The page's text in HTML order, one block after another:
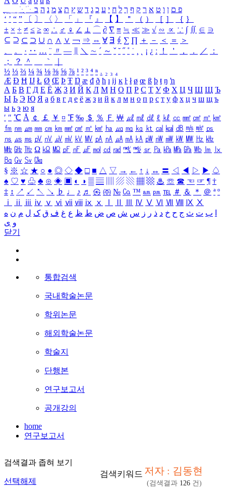
ִֶֹ ֻּ ׁׂ פ ם ן ו ט א ר ק ף ך ל ח י ע כ ג ד ש ץ ת צ מ נ ה ב
‘ ’ “ ” 〔 〕 〈 〉 「 」 『 』 【 】 ＂ （ ） ［ ］ ｛ ｝
± × ÷ ≠ ≤ ≥ ∞ ∴ ♂ ♀ ∠ ⊥ ⌒ ∂ ∇ ≡ ≒ ≪ ≫ √ ∽ ∝ ∵ ∫ ∬ ∈ ∋
⊆ ⊇ ⊂ ⊃ ∪ ∩ ∧ ∨ ￢ ⇒ ⇔ ∀ ∃ ∮ ∑ ∏ ＋ － ＜ ＝
＞
、
。 · ‥ … ¨ 〃 ― ＼ ∼ ´ ～ ˇ ˘ ˝ ˚ ˙ ¸ ¡ ¿ ː ！ ＇ ， ． ／
：
；
？ ＾ ｀
½ ⅓ ⅔ ¼ ¾ ⅛ ⅜ ⅝ ⅞ ¹ ² ³ ⁴ ⁿ ₁ ₂ ₃ ₄
Æ Ð Ħ Ĳ Ł Ø Œ Þ Ŧ Ŋ æ đ ð ħ ı ĳ ĸ ŀ ł ø œ ß þ ŧ ŋ ŉ
А Б В Г Д Е Ё Ж З И Й К Л М Н О П Р С Т У Ф Х Ц Ч Ш Щ Ъ
Ы Ь Э Ю Я а б в г д е ё ж з и й к л м н о п р с т у ф х ц ч ш щ ъ
ы ь э ю я
′ ″ ℃ Å ￠ ￡ ￥ ¤ ℉ ‰ ＄ ％ Ｆ ￦ ㎕ ㎖ ㎗ ℓ ㎘ ㏄ ㎣ ㎤ ㎥ ㎦
㎙ ㎚ ㎛ ㎜ ㎝ ㎞ ㎟ ㎠ ㎡ ㎢ ㏊ ㎍ ㎎ ㎏ ㏏ ㎈ ㎉ ㏈ ㎧ ㎨ ㎰
㎱ ㎲ ㎳ ㎴ ㎵ ㎶ ㎷ ㎸ ㎹ ㎀ ㎁ ㎂ ㎃ ㎄ ㎺ ㎻ ㎽ ㎾ ㎿ ㎐ ㎑
㎒ ㎓ ㎔ Ω ㏀ ㏁ ㎊ ㎋ ㎌ ㏖ ㏅ ㎭ ㎮ ㎯ ㏛ ㎩ ㎪ ㎫ ㎬ ㏝ ㏐
㏓
㏃ ㏉ ㏜ ㏆
§ ※ ☆ ★ ○ ● ◎ ◇ ◆ □ ■ △ ▽ → ← ↑ ↓ ↔ 〓 ◁ ◀ ▷ ▶ ♤
♠ ♡ ♥ ♧ ♣ ⊙ ◈ ▣ ◐ ◑ ▒ ▤ ▨ ▧ ▦ ▩ ♨ ☏ ☎ ☜ ☞ ¶ †
‡ ↕ ↗ ↙ ↖ ↘ ♭ ♩ ♪ ♬ ㉿ ㈜ № ㏇ ™ ㏂ ㏘ ℡ ＃ ＆ ＊ ＠ ª º
ⅰ
ⅱ ⅲ ⅳ ⅴ ⅵ ⅶ ⅷ ⅸ ⅹ Ⅳ Ⅴ Ⅵ Ⅶ Ⅷ Ⅸ Ⅹ
ب ت ث ج ح خ د ذ ر ز س ش ص ض ط ظ ع غ ف ق ک ل م ن ه
و ی
닫기
통합검색
국내학술논문
학위논문
해외학술논문
학술지
단행본
연구보고서
공개강의
home
연구보고서
검색결과 좁혀 보기
선택해제
검색키워드 저자 : 김동현
(검색결과 126 건)